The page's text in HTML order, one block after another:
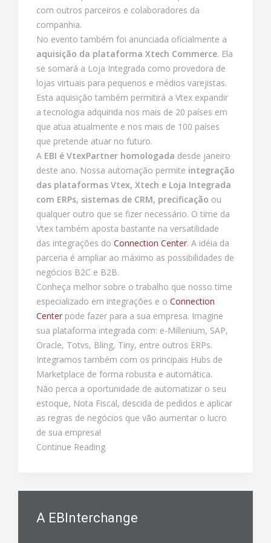
com outros parceiros e colaboradores da
companhia.
No evento também foi anunciada oficialmente a
aquisição da plataforma Xtech Commerce. Ela
se somará a Loja Integrada como provedora de
lojas virtuais para pequenos e médios varejistas.
Esta aquisição também permitirá a Vtex expandir
a tecnologia adquirida nos mais de 20 países em
que atua atualmente e nos mais de 100 países
que pretende atuar no futuro.
A EBI é VtexPartner homologada desde janeiro
deste ano. Nossa automação permite integração
das plataformas Vtex, Xtech e Loja Integrada
com ERPs, sistemas de CRM, precificação ou
qualquer outro que se fizer necessário. O time da
Vtex também aposta bastante na versatilidade
das integrações do Connection Center. A idéia da
parceria é ampliar ao máximo as possibilidades de
negócios B2C e B2B.
Conheça melhor sobre o trabalho que nosso time
especializado em integrações e o Connection
Center pode fazer para a sua empresa. Imagine
sua plataforma integrada com: e-Millenium, SAP,
Oracle, Totvs, Bling, Tiny, entre outros ERPs.
Integramos também com os principais Hubs de
Marketplace de forma robusta e automática.
Não perca a oportunidade de automatizar o seu
estoque, Nota Fiscal, descida de pedidos e aplicar
as regras de negócios que vão aumentar o lucro
de sua empresa!
Continue Reading
A EBInterchange